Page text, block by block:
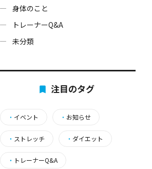
身体のこと
トレーナーQ&A
未分類
注目のタグ
・ イベント ・ お知らせ
・ ストレッチ ・ ダイエット
・ トレーナーQ&A